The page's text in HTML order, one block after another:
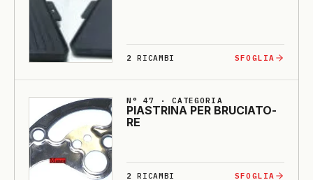
2 RICAMBI SFOGLIA
N° 47 · CATEGORIA
PIASTRI­NA PER BRU­CIA­TO­
RE
2 RICAMBI SFOGLIA